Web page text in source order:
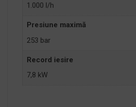
1.000 l/h
Presiune maximă
253 bar
Record iesire
7,8 kW